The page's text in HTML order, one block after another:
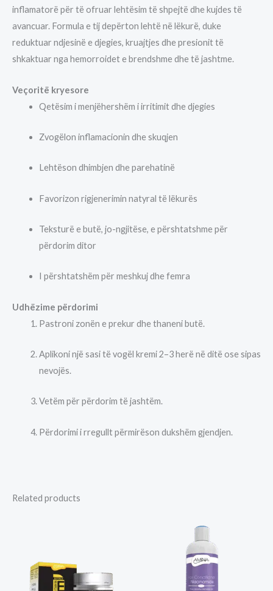
inflamatorë për të ofruar lehtësim të shpejtë dhe kujdes të
avancuar. Formula e tij depërton lehtë në lëkurë, duke
reduktuar ndjesinë e djegies, kruajtjes dhe presionit të
shkaktuar nga hemorroidet e brendshme dhe të jashtme.
Veçoritë kryesore
Qetësim i menjëhershëm i irritimit dhe djegies
Zvogëlon inflamacionin dhe skuqjen
Lehtëson dhimbjen dhe parehatinë
Favorizon rigjenerimin natyral të lëkurës
Teksturë e butë, jo-ngjitëse, e përshtatshme për
përdorim ditor
I përshtatshëm për meshkuj dhe femra
Udhëzime përdorimi
Pastroni zonën e prekur dhe thaneni butë.
Aplikoni një sasi të vogël kremi 2–3 herë në ditë ose sipas
nevojës.
Vetëm për përdorim të jashtëm.
Përdorimi i rregullt përmirëson dukshëm gjendjen.
Related products